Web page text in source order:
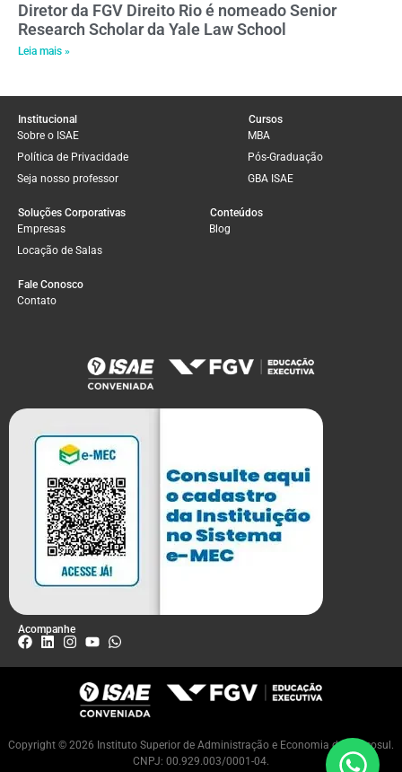
Diretor da FGV Direito Rio é nomeado Senior
Research Scholar da Yale Law School
Leia mais »
Institucional
Sobre o ISAE
Política de Privacidade
Seja nosso professor
Cursos
MBA
Pós-Graduação
GBA ISAE
Soluções Corporativas
Empresas
Locação de Salas
Conteúdos
Blog
Fale Conosco
Contato
Acompanhe
Copyright © 2026 Instituto Superior de Administração e Economia do Mercosul.
CNPJ: 00.929.003/0001-04.